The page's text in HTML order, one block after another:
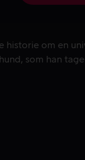
historie om en
historie om en
som han